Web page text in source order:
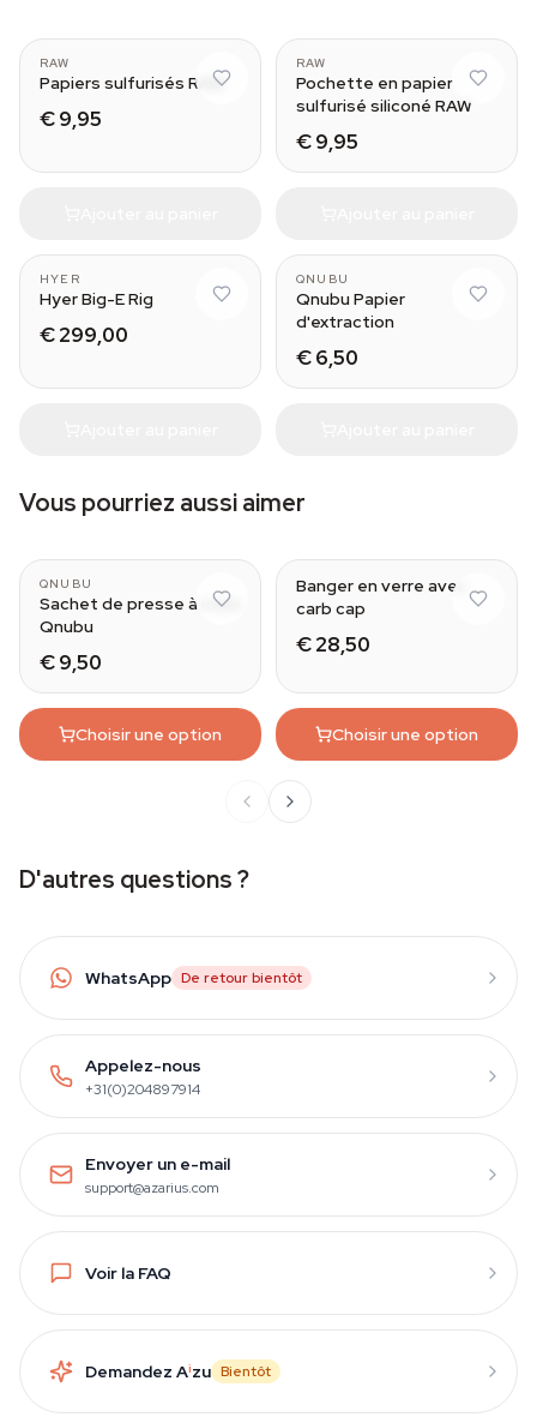
RAW
Papiers sulfurisés RAW
€ 9,95
RAW
Pochette en papier
sulfurisé siliconé RAW
€ 9,95
HYER
Hyer Big-E Rig
€ 299,00
QNUBU
Qnubu Papier
d'extraction
€ 6,50
Vous pourriez aussi aimer
QNUBU
Sachet de presse à rosin
Qnubu
€ 9,50
Choisir une option
Banger en verre avec
carb cap
€ 28,50
Choisir une option
D'autres questions ?
WhatsApp De retour bientôt
Appelez-nous
+31(0)204897914
Envoyer un e-mail
support@azarius.com
Voir la FAQ
Demandez Aizu Bientôt